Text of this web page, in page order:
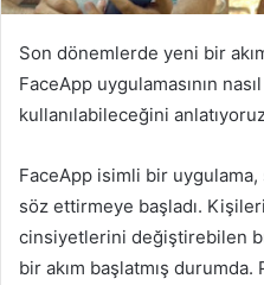
Son dönemlerde yeni bir
FaceApp uygulamasının
kullanılabileceğini
FaceApp isimli bir uygulama,
söz ettirmeye başladı.
cinsiyetlerini değiştirebilen
bir akım başlatmış durumda.